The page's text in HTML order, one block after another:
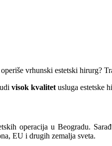
vrhunski estetski hirurg?
visok kvalitet usluga estetske
operacija u Beogradu.
EU i drugih zemalja sveta.